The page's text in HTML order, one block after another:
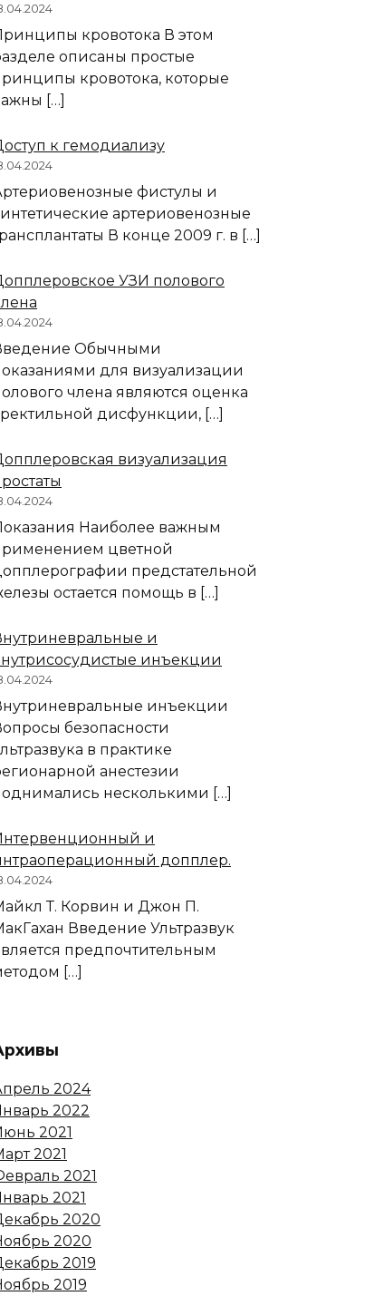
кровотока В этом
описаны простые
кровотока, которые
[…]
к гемодиализу
фистулы и
артериовенозные
В конце 2009 г. в […]
УЗИ полового
Обычными
для визуализации
члена являются оценка
дисфункции, […]
визуализация
Наиболее важным
цветной
предстательной
остается помощь в […]
и
инъекции
инъекции
безопасности
в практике
анестезии
несколькими […]
и
допплер.
Т. Корвин и Джон П.
Введение Ультразвук
предпочтительным
[…]
2024
2022
2021
2021
2021
2021
2020
2020
2019
2019